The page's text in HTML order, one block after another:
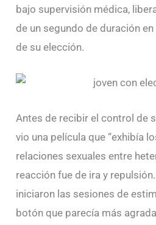
bajo supervisión médica,
de un segundo de duración
de su elección.
Antes de recibir el control de
vio una película que “exhibía
relaciones sexuales entre
reacción fue de ira y
iniciaron las sesiones de
botón que parecía más